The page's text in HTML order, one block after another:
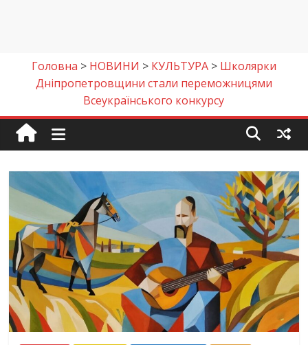
Головна > НОВИНИ > КУЛЬТУРА> Школярки
Дніпропетровщини стали переможницями
Всеукраїнського конкурсу